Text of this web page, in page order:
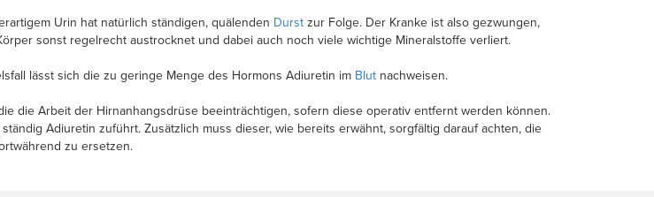
Urin hat natürlich ständigen, quälenden Durst zur Folge. Der Kranke ist also gezwungen,
sonst regelrecht austrocknet und dabei auch noch viele wichtige Mineralstoffe verliert.
lässt sich die zu geringe Menge des Hormons Adiuretin im Blut nachweisen.
die Arbeit der Hirnanhangsdrüse beeinträchtigen, sofern diese operativ entfernt werden können.
Adiuretin zuführt. Zusätzlich muss dieser, wie bereits erwähnt, sorgfältig darauf achten, die
zu ersetzen.